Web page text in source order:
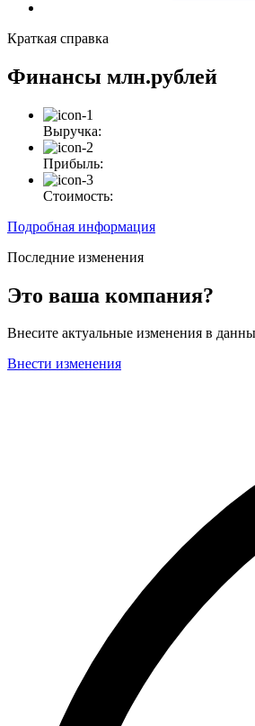
Краткая справка
Финансы млн.рублей
Выручка:
Прибыль:
Стоимость:
Подробная информация
Последние изменения
Это ваша компания?
Внесите актуальные изменения в
Внести изменения